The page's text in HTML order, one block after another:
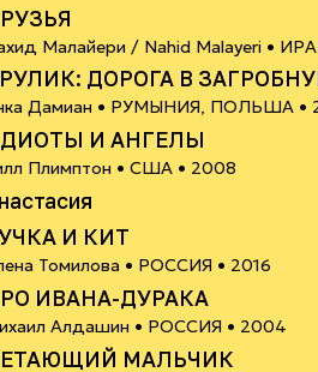
Малайери / Nahid Malayeri •
ДОРОГА В
Дамиан • РУМЫНИЯ, ПОЛЬША •
И АНГЕЛЫ
Плимптон • США • 2008
И КИТ
Томилова • РОССИЯ • 2016
ИВАНА-ДУРАКА
Алдашин • РОССИЯ • 2004
МАЛЬЧИК